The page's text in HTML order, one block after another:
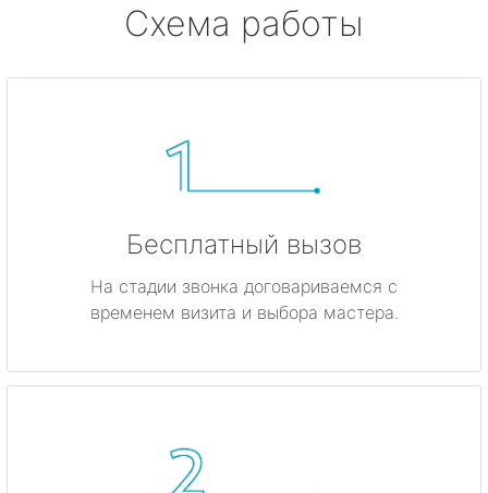
Схема работы
Бесплатный вызов
На стадии звонка договариваемся с
временем визита и выбора мастера.